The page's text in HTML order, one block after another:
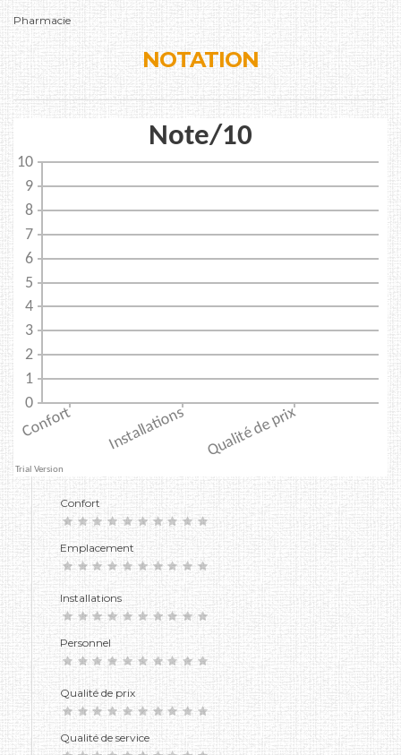
Pharmacie
NOTATION
Confort
Emplacement
Installations
Personnel
Qualité de prix
Qualité de service